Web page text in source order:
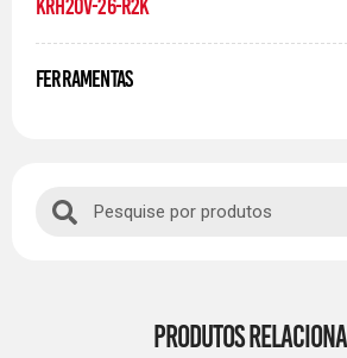
KRH20V-26-R2K
FERRAMENTAS
PRODUTOS